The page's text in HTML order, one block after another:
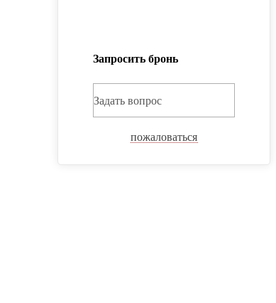
Запросить бронь
Задать вопрос
пожаловаться